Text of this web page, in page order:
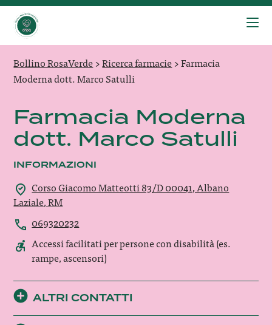
Bollino RosaVerde>Ricerca farmacie>Farmacia
Moderna dott. Marco Satulli
Farmacia Moderna
dott. Marco Satulli
INFORMAZIONI
Corso Giacomo Matteotti 83/D 00041, Albano
Laziale, RM
069320232
Accessi facilitati per persone con disabilità (es.
rampe, ascensori)
ALTRI CONTATTI